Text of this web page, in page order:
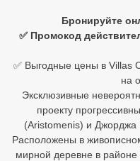
Бронируйте
✅ Промокод
✅ Выгодные цены в Villas
на
Эксклюзивные
проекту
(Aristomenis) и Джорджа
Расположены в
мирной деревне в
Египет
Куба
Бали
Вьетнам